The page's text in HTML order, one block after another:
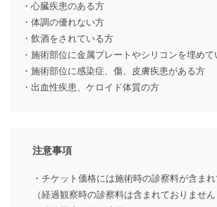
・心臓疾患のある方
・体調の優れない方
・飲酒をされている方
・施術部位に金属プレートやシリコンを埋めて
・施術部位に感染症、傷、皮膚疾患がある方
・出血性疾患、ケロイド体質の方
注意事項
・チケット価格には施術時の診察料が含ま
（経過観察時の診察料は含まれておりません